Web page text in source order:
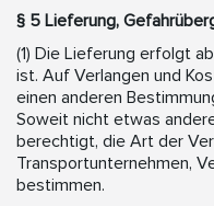
§ 5 Lieferung,
(1) Die Lieferung erfolgt
ist. Auf Verlangen und
einen anderen
Soweit nicht etwas
berechtigt, die Art der
Transportunternehmen,
bestimmen.